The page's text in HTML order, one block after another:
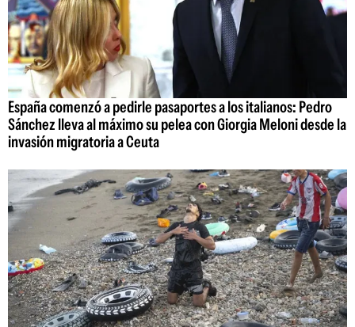
España comenzó a pedirle pasaportes a los italianos: Pedro
Sánchez lleva al máximo su pelea con Giorgia Meloni desde la
invasión migratoria a Ceuta